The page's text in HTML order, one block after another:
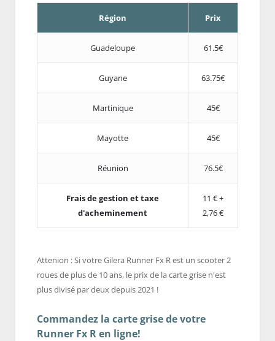
Région Prix
Guadeloupe 61.5€
Guyane 63.75€
Martinique 45€
Mayotte 45€
Réunion 76.5€
Frais de gestion et taxe
d'acheminement
11 € +
2,76 €
Attenion : Si votre Gilera Runner Fx R est un scooter 2
roues de plus de 10 ans, le prix de la carte grise n'est
plus divisé par deux depuis 2021 !
Commandez la carte grise de votre
Runner Fx R en ligne!